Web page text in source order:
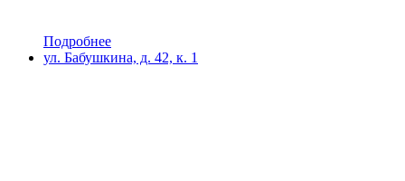
Подробнее
ул. Бабушкина, д. 42, к. 1